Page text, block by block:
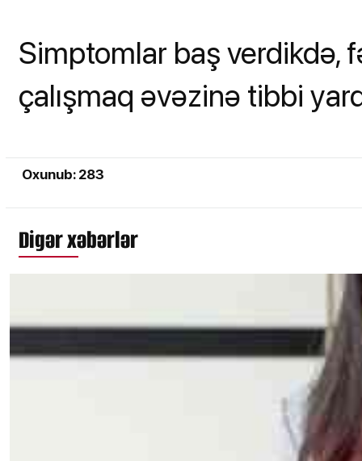
Simptomlar baş verdikdə,
çalışmaq əvəzinə tibbi
Oxunub: 283
Digər xəbərlər